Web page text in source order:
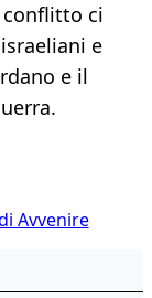
conflitto ci
e
e il
Avvenire